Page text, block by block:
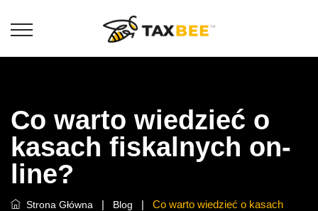
Co warto wiedzieć o
kasach fiskalnych on-
line?
Strona Główna | Blog |
Co warto wiedzieć o kasach